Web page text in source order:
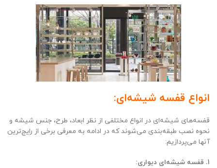
انواع قفسه شیشه‌ای:
قفسه‌های شیشه‌ای در انواع مختلفی از نظر ابعاد، طرح، جنس شیشه و
نحوه نصب طبقه‌بندی می‌شوند که در ادامه به معرفی برخی از رایج‌ترین
آنها می‌پردازیم:
1. قفسه شیشه‌ای دیواری: